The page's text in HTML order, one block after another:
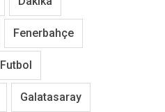
Fenerbahçe
Futbol
Galatasaray